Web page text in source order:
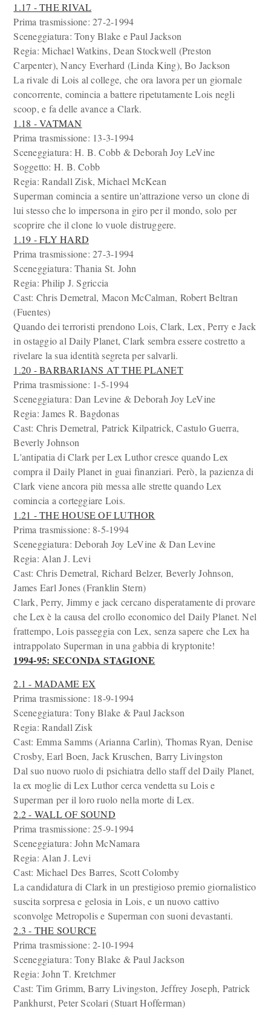
1.17 - THE RIVAL
Prima trasmissione: 27-2-1994
Sceneggiatura: Tony Blake e Paul Jackson
Regia: Michael Watkins, Dean Stockwell (Preston
Carpenter), Nancy Everhard (Linda King), Bo Jackson
La rivale di Lois al college, che ora lavora per un giornale
concorrente, comincia a battere ripetutamente Lois negli
scoop, e fa delle avance a Clark.
1.18 - VATMAN
Prima trasmissione: 13-3-1994
Sceneggiatura: H. B. Cobb & Deborah Joy LeVine
Soggetto: H. B. Cobb
Regia: Randall Zisk, Michael McKean
Superman comincia a sentire un'attrazione verso un clone di
lui stesso che lo impersona in giro per il mondo, solo per
scoprire che il clone lo vuole distruggere.
1.19 - FLY HARD
Prima trasmissione: 27-3-1994
Sceneggiatura: Thania St. John
Regia: Philip J. Sgriccia
Cast: Chris Demetral, Macon McCalman, Robert Beltran
(Fuentes)
Quando dei terroristi prendono Lois, Clark, Lex, Perry e Jack
in ostaggio al Daily Planet, Clark sembra essere costretto a
rivelare la sua identità segreta per salvarli.
1.20 - BARBARIANS AT THE PLANET
Prima trasmissione: 1-5-1994
Sceneggiatura: Dan Levine & Deborah Joy LeVine
Regia: James R. Bagdonas
Cast: Chris Demetral, Patrick Kilpatrick, Castulo Guerra,
Beverly Johnson
L'antipatia di Clark per Lex Luthor cresce quando Lex
compra il Daily Planet in guai finanziari. Però, la pazienza di
Clark viene ancora più messa alle strette quando Lex
comincia a corteggiare Lois.
1.21 - THE HOUSE OF LUTHOR
Prima trasmissione: 8-5-1994
Sceneggiatura: Deborah Joy LeVine & Dan Levine
Regia: Alan J. Levi
Cast: Chris Demetral, Richard Belzer, Beverly Johnson,
James Earl Jones (Franklin Stern)
Clark, Perry, Jimmy e jack cercano disperatamente di provare
che Lex è la causa del crollo economico del Daily Planet. Nel
frattempo, Lois passeggia con Lex, senza sapere che Lex ha
intrappolato Superman in una gabbia di kryptonite!
1994-95: SECONDA STAGIONE
2.1 - MADAME EX
Prima trasmissione: 18-9-1994
Sceneggiatura: Tony Blake & Paul Jackson
Regia: Randall Zisk
Cast: Emma Samms (Arianna Carlin), Thomas Ryan, Denise
Crosby, Earl Boen, Jack Kruschen, Barry Livingston
Dal suo nuovo ruolo di psichiatra dello staff del Daily Planet,
la ex moglie di Lex Luthor cerca vendetta su Lois e
Superman per il loro ruolo nella morte di Lex.
2.2 - WALL OF SOUND
Prima trasmissione: 25-9-1994
Sceneggiatura: John McNamara
Regia: Alan J. Levi
Cast: Michael Des Barres, Scott Colomby
La candidatura di Clark in un prestigioso premio giornalistico
suscita sorpresa e gelosia in Lois, e un nuovo cattivo
sconvolge Metropolis e Superman con suoni devastanti.
2.3 - THE SOURCE
Prima trasmissione: 2-10-1994
Sceneggiatura: Tony Blake & Paul Jackson
Regia: John T. Kretchmer
Cast: Tim Grimm, Barry Livingston, Jeffrey Joseph, Patrick
Pankhurst, Peter Scolari (Stuart Hofferman)